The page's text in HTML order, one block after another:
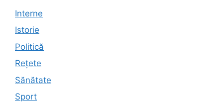
Interne
Istorie
Politică
Rețete
Sănătate
Sport